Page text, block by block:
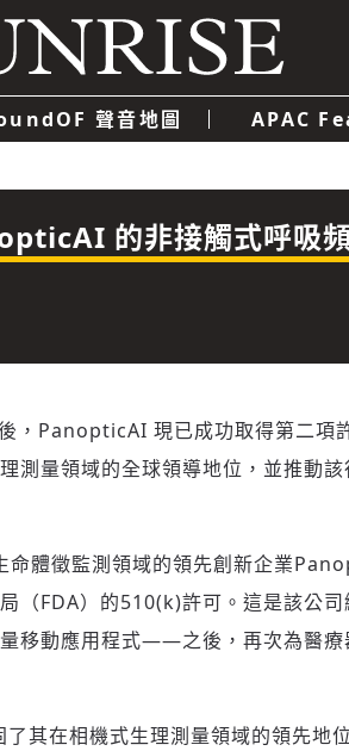
聲音地圖 APAC
科技的非接觸式呼吸
，PanopticAI 現已成功取得第二項
測量領域的全球領導地位，並推動
體徵監測領域的領先創新企業
（FDA）的510(k)許可。這是該公
移動應用程式——之後，再次為醫療
其在相機式生理測量領域的領先地